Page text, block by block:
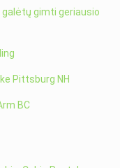
gimti geriausio
Pittsburg NH
BC